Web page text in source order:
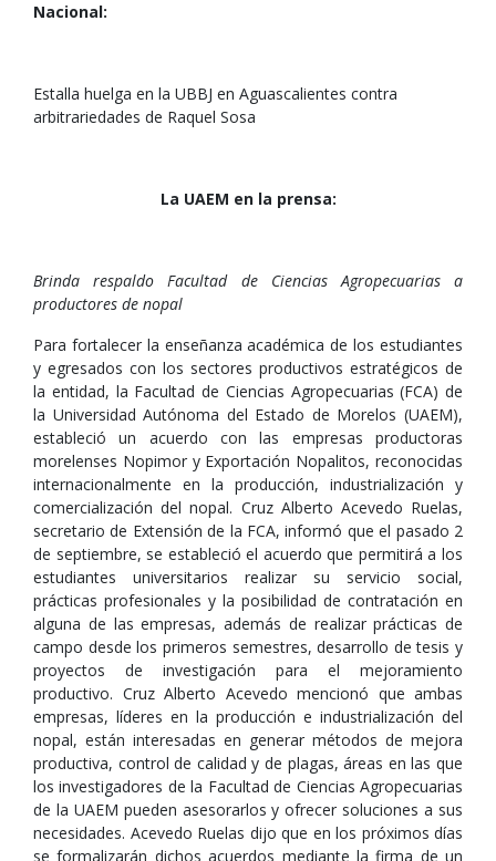
Nacional:
Estalla huelga en la UBBJ en Aguascalientes contra
arbitrariedades de Raquel Sosa
La UAEM en la prensa:
Brinda respaldo Facultad de Ciencias Agropecuarias a
productores de nopal
Para fortalecer la enseñanza académica de los estudiantes
y egresados con los sectores productivos estratégicos de
la entidad, la Facultad de Ciencias Agropecuarias (FCA) de
la Universidad Autónoma del Estado de Morelos (UAEM),
estableció un acuerdo con las empresas productoras
morelenses Nopimor y Exportación Nopalitos, reconocidas
internacionalmente en la producción, industrialización y
comercialización del nopal. Cruz Alberto Acevedo Ruelas,
secretario de Extensión de la FCA, informó que el pasado 2
de septiembre, se estableció el acuerdo que permitirá a los
estudiantes universitarios realizar su servicio social,
prácticas profesionales y la posibilidad de contratación en
alguna de las empresas, además de realizar prácticas de
campo desde los primeros semestres, desarrollo de tesis y
proyectos de investigación para el mejoramiento
productivo. Cruz Alberto Acevedo mencionó que ambas
empresas, líderes en la producción e industrialización del
nopal, están interesadas en generar métodos de mejora
productiva, control de calidad y de plagas, áreas en las que
los investigadores de la Facultad de Ciencias Agropecuarias
de la UAEM pueden asesorarlos y ofrecer soluciones a sus
necesidades. Acevedo Ruelas dijo que en los próximos días
se formalizarán dichos acuerdos mediante la firma de un